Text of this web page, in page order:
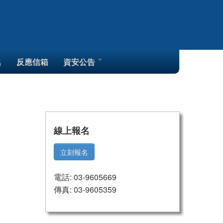
反應信箱 資安公告
線上報名
立刻報名
電話: 03-9605669
傳真: 03-9605359